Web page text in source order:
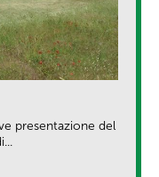
presentazione del